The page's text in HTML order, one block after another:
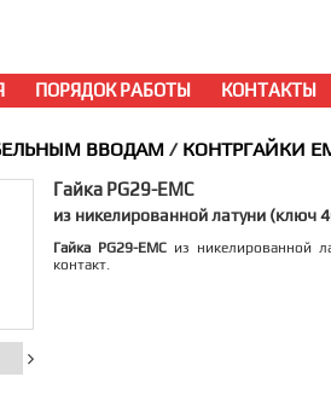
ПОРЯДОК РАБОТЫ КОНТАКТЫ
ВВОДАМ / КОНТРГАЙКИ
Гайка PG29-EMC
из никелированной латуни (ключ
Гайка PG29-EMC из никелированной
контакт.